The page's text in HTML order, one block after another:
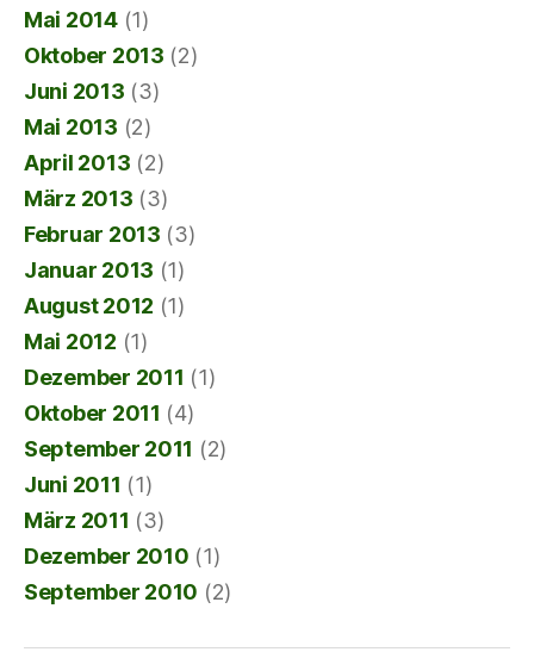
Mai 2014(1)
Oktober 2013 (2)
Juni 2013 (3)
Mai 2013 (2)
April 2013 (2)
März 2013 (3)
Februar 2013 (3)
Januar 2013 (1)
August 2012 (1)
Mai 2012 (1)
Dezember 2011 (1)
Oktober 2011 (4)
September 2011 (2)
Juni 2011 (1)
März 2011 (3)
Dezember 2010 (1)
September 2010 (2)